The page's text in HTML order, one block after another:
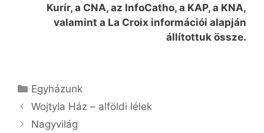
Kurír, a CNA, az InfoCatho, a KAP, a KNA,
valamint a La Croix információi alapján
állítottuk össze.
Kategória
Egyházunk
Wojtyla Ház – alföldi lélek
Nagyvilág